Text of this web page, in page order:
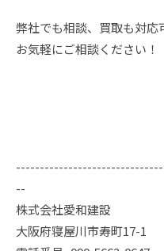
弊社でも相談、買取も対応
お気軽にご相談ください！
--
株式会社愛和建設
大阪府寝屋川市寿町17-1